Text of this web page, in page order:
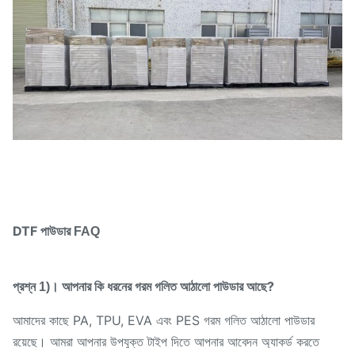
DTF পাউডার FAQ
প্রশ্ন 1)। আপনার কি ধরনের গরম গলিত আঠালো পাউডার আছে?
আমাদের কাছে PA, TPU, EVA এবং PES গরম গলিত আঠালো পাউডার
রয়েছে। আমরা আপনার উপযুক্ত টাইপ দিতে আপনার আবেদন অ্যাকর্ড করতে